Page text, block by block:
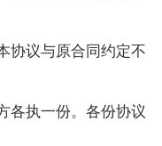
议与原合同约定不
执一份。各份协议